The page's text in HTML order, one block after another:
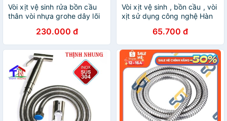
Vòi xịt vệ sinh rửa bồn cầu
thân vòi nhựa grohe dây lõi
230.000 đ
Vòi xịt vệ sinh , bồn cầu , vòi
xịt sử dụng công nghệ Hàn
65.700 đ